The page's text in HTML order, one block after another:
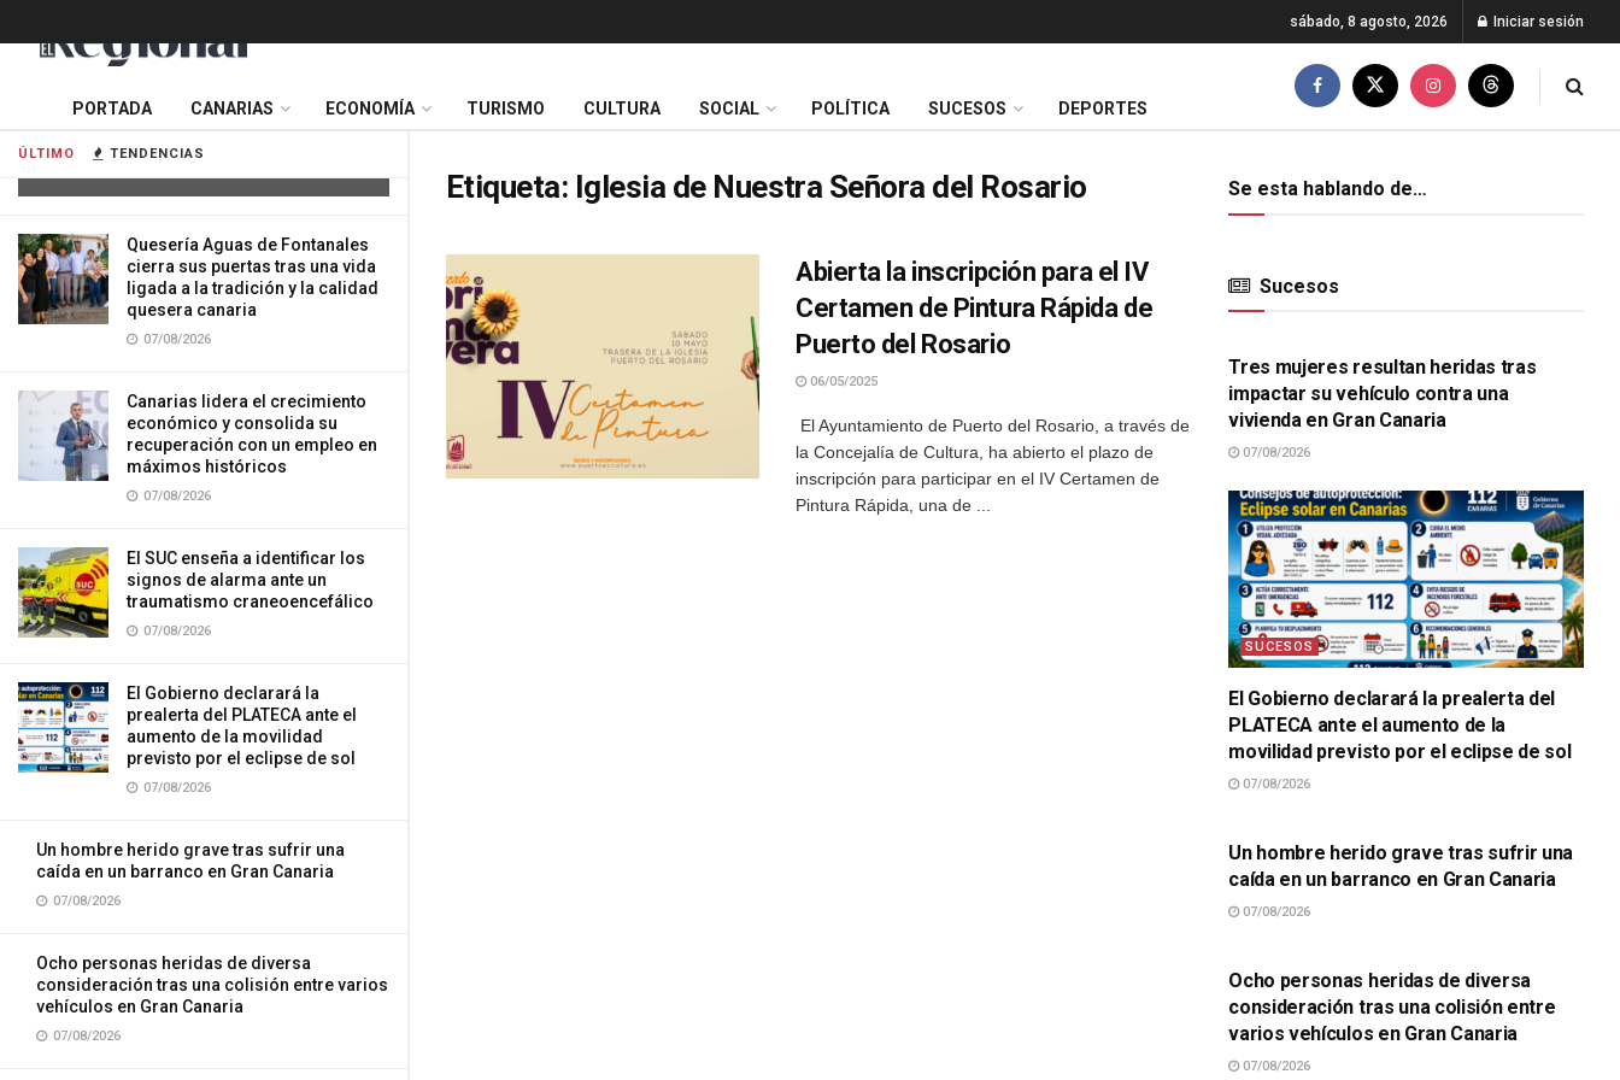
ÚLTIMO TENDENCIAS
impactar su vehículo contra una
Quesería Aguas de Fontanales
cierra sus puertas tras una vida
ligada a la tradición y la calidad
quesera canaria
07/08/2026
Canarias lidera el crecimiento
económico y consolida su
recuperación con un empleo en
máximos históricos
07/08/2026
El SUC enseña a identificar los
signos de alarma ante un
traumatismo craneoencefálico
07/08/2026
El Gobierno declarará la
prealerta del PLATECA ante el
aumento de la movilidad
previsto por el eclipse de sol
07/08/2026
Un hombre herido grave tras sufrir una
caída en un barranco en Gran Canaria
07/08/2026
Ocho personas heridas de diversa
consideración tras una colisión entre varios
vehículos en Gran Canaria
07/08/2026
sábado, 8 agosto, 2026 Iniciar sesión
PORTADA CANARIAS ECONOMÍA TURISMO CULTURA SOCIAL POLÍTICA SUCESOS DEPORTES
Etiqueta: Iglesia de Nuestra Señora del Rosario
Abierta la inscripción para el IV
Certamen de Pintura Rápida de
Puerto del Rosario
06/05/2025
El Ayuntamiento de Puerto del Rosario, a través de
la Concejalía de Cultura, ha abierto el plazo de
inscripción para participar en el IV Certamen de
Pintura Rápida, una de ...
Se esta hablando de…
Sucesos
SUCESOS
Tres mujeres resultan heridas tras
impactar su vehículo contra una
vivienda en Gran Canaria
07/08/2026
SUCESOS
El Gobierno declarará la prealerta del
PLATECA ante el aumento de la
movilidad previsto por el eclipse de sol
07/08/2026
Un hombre herido grave tras sufrir una
caída en un barranco en Gran Canaria
07/08/2026
Ocho personas heridas de diversa
consideración tras una colisión entre
varios vehículos en Gran Canaria
07/08/2026